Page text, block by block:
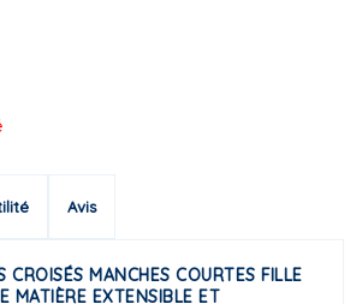
Avis
MANCHES COURTES FILLE
MATIÈRE EXTENSIBLE ET